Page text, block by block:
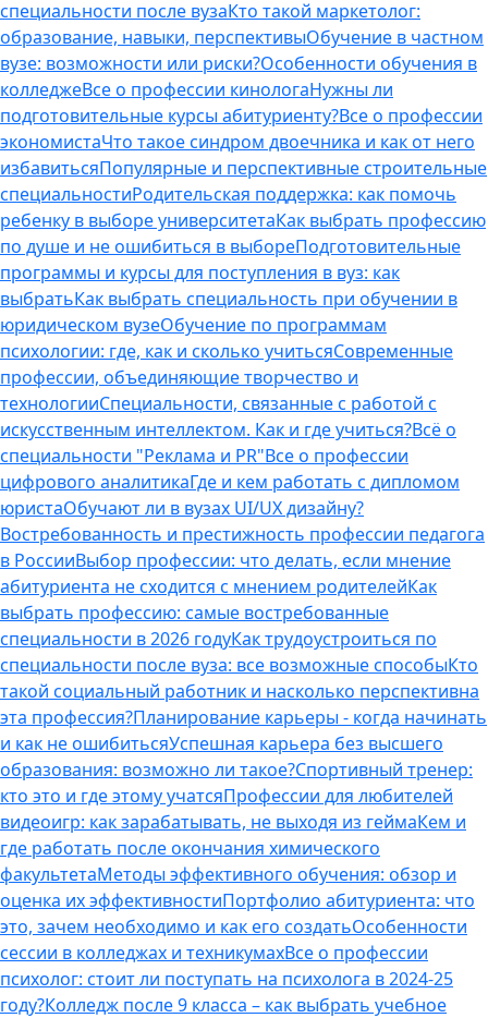
специальности после вузаКто такой маркетолог:
образование, навыки, перспективыОбучение в частном
вузе: возможности или риски?Особенности обучения в
колледжеВсе о профессии кинологаНужны ли
подготовительные курсы абитуриенту?Все о профессии
экономистаЧто такое синдром двоечника и как от него
избавитьсяПопулярные и перспективные строительные
специальностиРодительская поддержка: как помочь
ребенку в выборе университетаКак выбрать профессию
по душе и не ошибиться в выбореПодготовительные
программы и курсы для поступления в вуз: как
выбратьКак выбрать специальность при обучении в
юридическом вузеОбучение по программам
психологии: где, как и сколько учитьсяСовременные
профессии, объединяющие творчество и
технологииСпециальности, связанные с работой с
искусственным интеллектом. Как и где учиться?Всё о
специальности "Реклама и PR"Все о профессии
цифрового аналитикаГде и кем работать с дипломом
юристаОбучают ли в вузах UI/UX дизайну?
Востребованность и престижность профессии педагога
в РоссииВыбор профессии: что делать, если мнение
абитуриента не сходится с мнением родителейКак
выбрать профессию: самые востребованные
специальности в 2026 годуКак трудоустроиться по
специальности после вуза: все возможные способыКто
такой социальный работник и насколько перспективна
эта профессия?Планирование карьеры - когда начинать
и как не ошибитьсяУспешная карьера без высшего
образования: возможно ли такое?Спортивный тренер:
кто это и где этому учатсяПрофессии для любителей
видеоигр: как зарабатывать, не выходя из геймаКем и
где работать после окончания химического
факультетаМетоды эффективного обучения: обзор и
оценка их эффективностиПортфолио абитуриента: что
это, зачем необходимо и как его создатьОсобенности
сессии в колледжах и техникумахВсе о профессии
психолог: стоит ли поступать на психолога в 2024-25
году?Колледж после 9 класса – как выбрать учебное